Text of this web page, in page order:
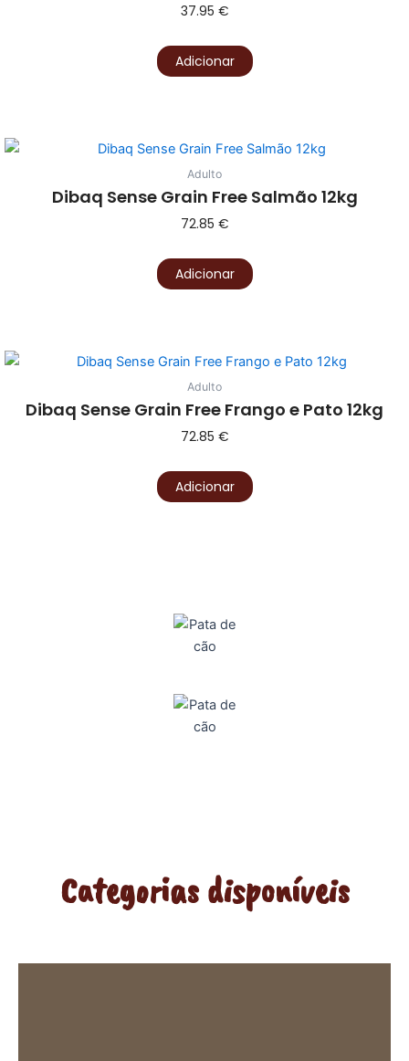
37.95 €
Adicionar
Adulto
Dibaq Sense Grain Free Salmão 12kg
72.85 €
Adicionar
Adulto
Dibaq Sense Grain Free Frango e Pato 12kg
72.85 €
Adicionar
Categorias disponíveis